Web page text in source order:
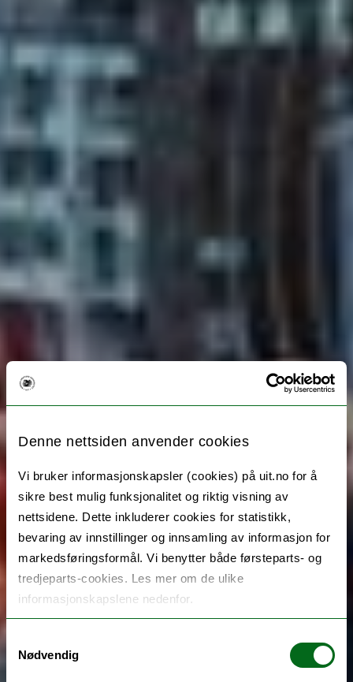
Denne nettsiden anvender cookies
Vi bruker informasjonskapsler (cookies) på uit.no for å
sikre best mulig funksjonalitet og riktig visning av
nettsidene. Dette inkluderer cookies for statistikk,
bevaring av innstillinger og innsamling av informasjon for
markedsføringsformål. Vi benytter både førsteparts- og
tredjeparts-cookies. Les mer om de ulike
informasjonskapslene nedenfor.
Nødvendig